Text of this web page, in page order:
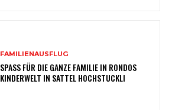
FAMILIENAUSFLUG
SPASS FÜR DIE GANZE FAMILIE IN RONDOS
KINDERWELT IN SATTEL HOCHSTUCKLI